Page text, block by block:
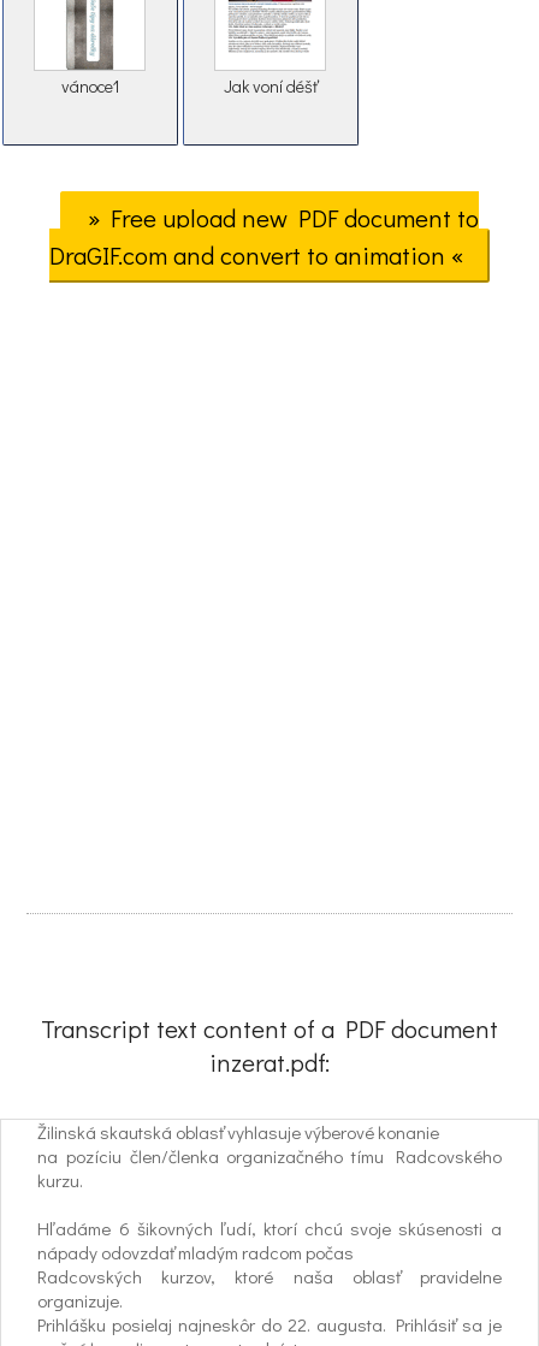
vánoce1 Jak voní déšť
» Free upload new PDF document to
DraGIF.com and convert to animation «
Transcript text content of a PDF document
inzerat.pdf:
Žilinská skautská oblasť vyhlasuje výberové konanie
na pozíciu člen/členka organizačného tímu Radcovského
kurzu.
Hľadáme 6 šikovných ľudí, ktorí chcú svoje skúsenosti a
nápady odovzdať mladým radcom počas
Radcovských kurzov, ktoré naša oblasť pravidelne
organizuje.
Prihlášku posielaj najneskôr do 22. augusta. Prihlásiť sa je